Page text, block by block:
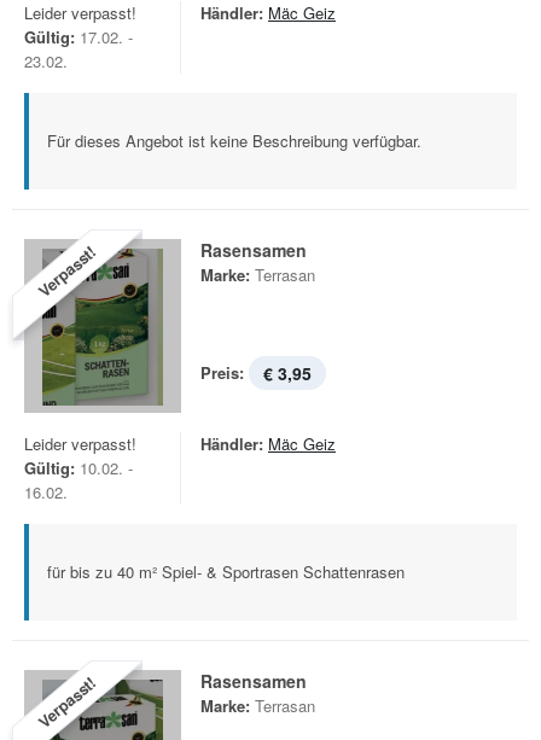
Leider verpasst!
Gültig: 17.02. -
23.02.
Händler: Mäc Geiz
Für dieses Angebot ist keine Beschreibung verfügbar.
Verpasst! Rasensamen
Marke: Terrasan
Preis: € 3,95
Leider verpasst!
Gültig: 10.02. -
16.02.
Händler: Mäc Geiz
für bis zu 40 m² Spiel- & Sportrasen Schattenrasen
Verpasst! Rasensamen
Marke: Terrasan